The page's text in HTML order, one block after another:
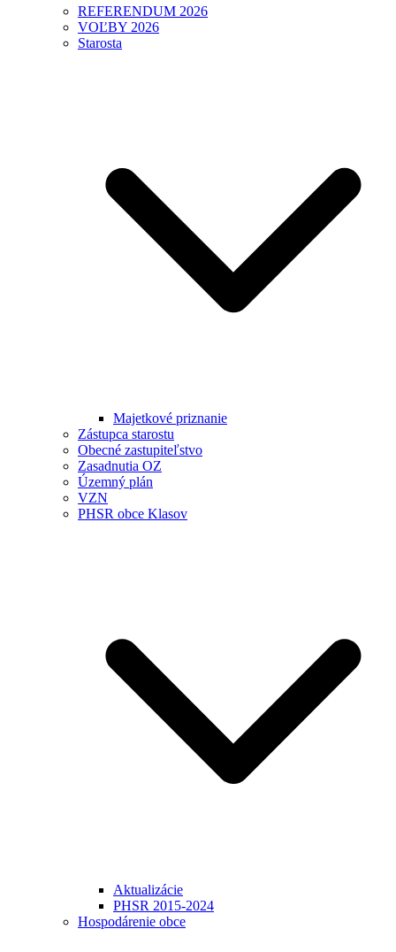
REFERENDUM 2026
VOĽBY 2026
Starosta
Majetkové priznanie
Zástupca starostu
Obecné zastupiteľstvo
Zasadnutia OZ
Územný plán
VZN
PHSR obce Klasov
Aktualizácie
PHSR 2015-2024
Hospodárenie obce